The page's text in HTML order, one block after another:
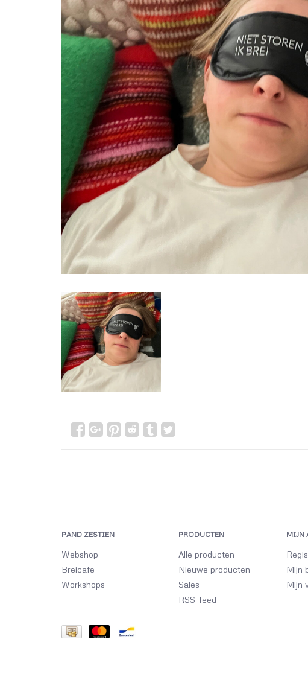
PAND ZESTIEN
Webshop
Breicafe
Workshops
PRODUCTEN
Alle producten
Nieuwe producten
Sales
RSS-feed
MIJN
Mijn
Mijn